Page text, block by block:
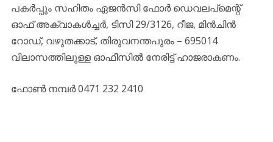
പകർപ്പും സഹിതം ഏജൻസി ഫോർ ഡെവലപ്മെന്റ്
ഓഫ് അക്വാകൾച്ചർ, ടിസി 29/3126, റീജ, മിൻചിൻ
റോഡ്, വഴുതക്കാട്, തിരുവനന്തപുരം – 695014
വിലാസത്തിലുള്ള ഓഫീസിൽ നേരിട്ട് ഹാജരാകണം.
ഫോൺ നമ്പർ 0471 232 2410